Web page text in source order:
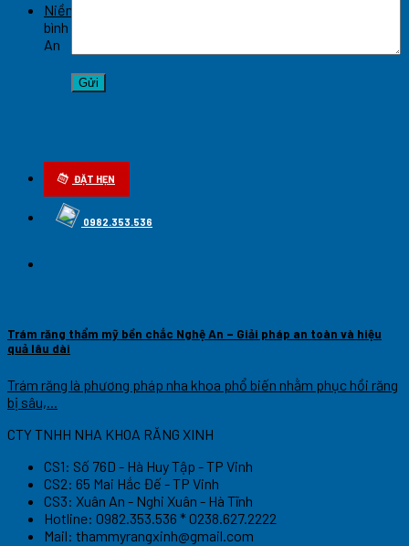
ĐẶT HẸN
0982.353.536
Niềng răng hô móm hiệu quả cao tại Nghệ An
bình luận bị tắt
An
Trám răng thẩm mỹ bền chắc Nghệ An – Giải pháp an toàn và hiệu
quả lâu dài
Trám răng là phương pháp nha khoa phổ biến nhằm phục hồi răng
bị sâu,...
CTY TNHH NHA KHOA RĂNG XINH
CS1: Số 76D - Hà Huy Tập - TP Vinh
CS2: 65 Mai Hắc Đế - TP Vinh
CS3: Xuân An - Nghi Xuân - Hà Tĩnh
Hotline: 0982.353.536 * 0238.627.2222
Mail: thammyrangxinh@gmail.com